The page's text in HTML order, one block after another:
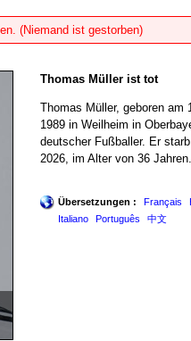
(Niemand ist gestorben)
Thomas Müller ist tot
Thomas Müller, geboren am
1989 in Weilheim in
deutscher Fußballer. Er
2026, im Alter von 36 Jahren.
Übersetzungen : Français
Italiano
Português 中文